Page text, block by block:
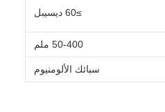
≥60 ديسيبل
50-400 ملم
سبائك الألومنيوم